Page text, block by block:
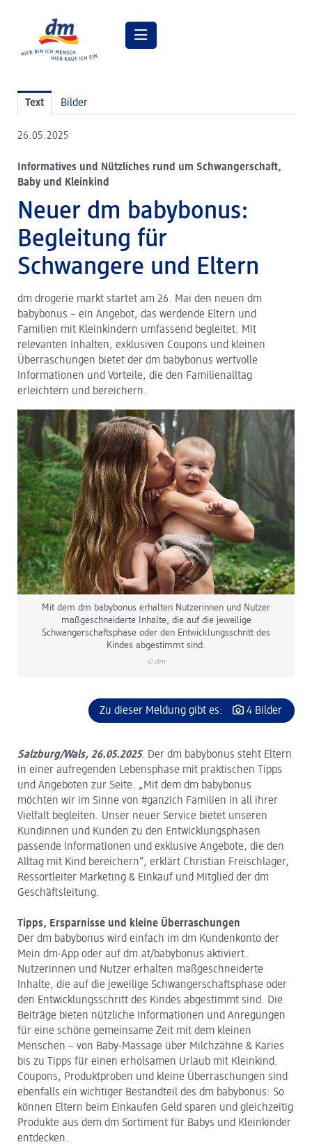
Pressebilder
dm Geschäftsführung
dm Markt
Verantwortung
Arbeiten bei dm
dm Logistik
Über dm
Pressekontakt
ACTIVE BEAUTY
Text Bilder
26.05.2025
Informatives und Nützliches rund um Schwangerschaft,
Baby und Kleinkind
Neuer dm babybonus:
Begleitung für
Schwangere und Eltern
dm drogerie markt startet am 26. Mai den neuen dm
babybonus – ein Angebot, das werdende Eltern und
Familien mit Kleinkindern umfassend begleitet. Mit
relevanten Inhalten, exklusiven Coupons und kleinen
Überraschungen bietet der dm babybonus wertvolle
Informationen und Vorteile, die den Familienalltag
erleichtern und bereichern.
Mit dem dm babybonus erhalten Nutzerinnen und Nutzer
maßgeschneiderte Inhalte, die auf die jeweilige
Schwangerschaftsphase oder den Entwicklungsschritt des
Kindes abgestimmt sind.
© dm
Zu dieser Meldung gibt es: 4 Bilder
Salzburg/Wals, 26.05.2025. Der dm babybonus steht Eltern
in einer aufregenden Lebensphase mit praktischen Tipps
und Angeboten zur Seite. „Mit dem dm babybonus
möchten wir im Sinne von #ganzich Familien in all ihrer
Vielfalt begleiten. Unser neuer Service bietet unseren
Kundinnen und Kunden zu den Entwicklungsphasen
passende Informationen und exklusive Angebote, die den
Alltag mit Kind bereichern“, erklärt Christian Freischlager,
Ressortleiter Marketing & Einkauf und Mitglied der dm
Geschäftsleitung.
Tipps, Ersparnisse und kleine Überraschungen
Der dm babybonus wird einfach im dm Kundenkonto der
Mein dm-App oder auf dm.at/babybonus aktiviert.
Nutzerinnen und Nutzer erhalten maßgeschneiderte
Inhalte, die auf die jeweilige Schwangerschaftsphase oder
den Entwicklungsschritt des Kindes abgestimmt sind. Die
Beiträge bieten nützliche Informationen und Anregungen
für eine schöne gemeinsame Zeit mit dem kleinen
Menschen – von Baby-Massage über Milchzähne & Karies
bis zu Tipps für einen erholsamen Urlaub mit Kleinkind.
Coupons, Produktproben und kleine Überraschungen sind
ebenfalls ein wichtiger Bestandteil des dm babybonus: So
können Eltern beim Einkaufen Geld sparen und gleichzeitig
Produkte aus dem dm Sortiment für Babys und Kleinkinder
entdecken.